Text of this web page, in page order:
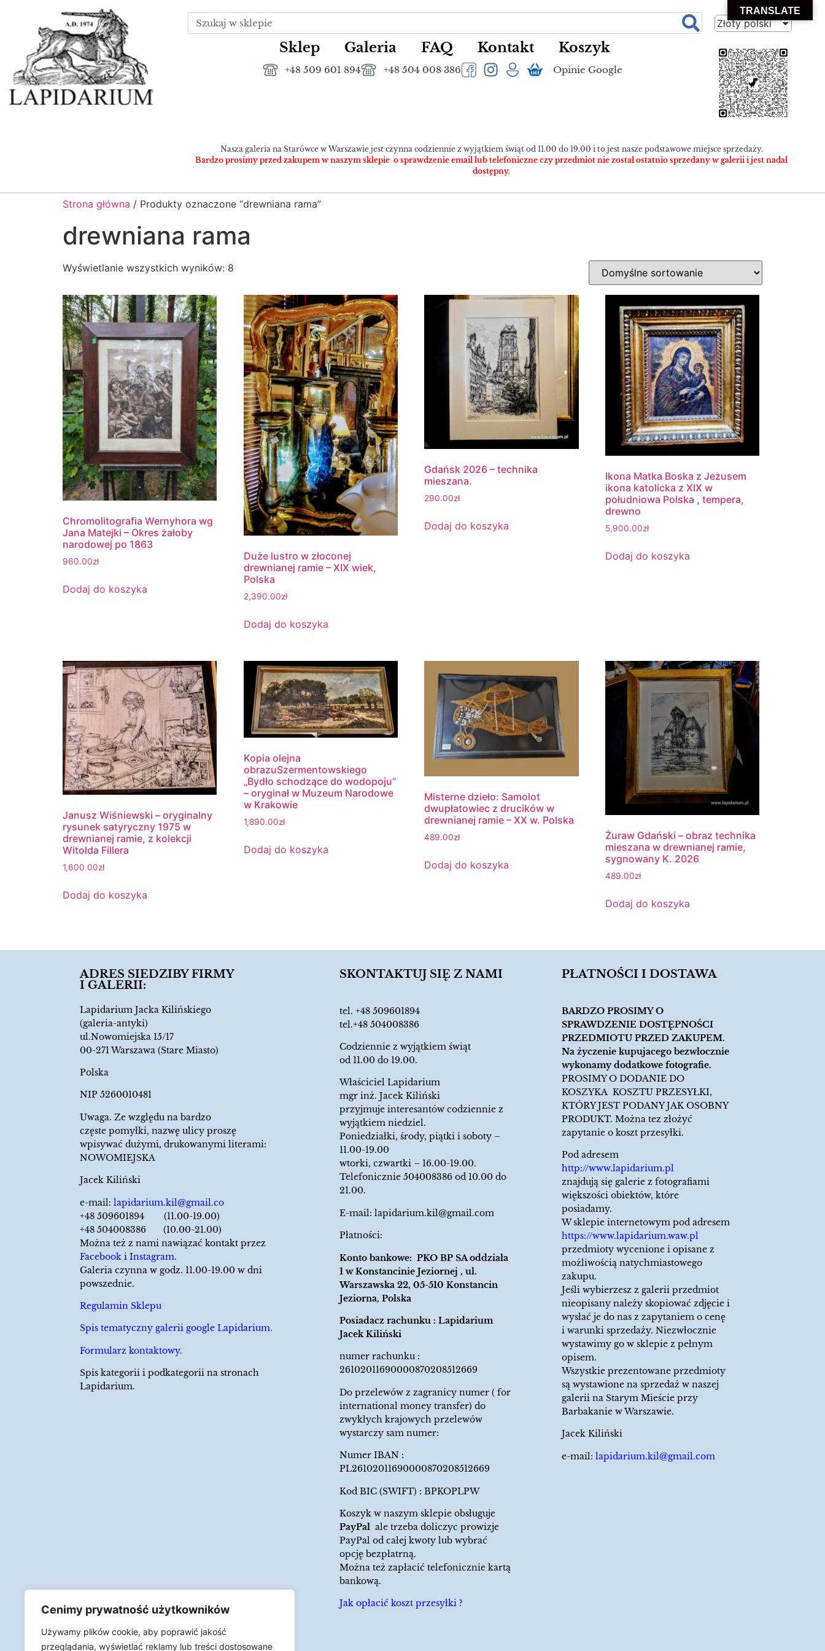
Cenimy prywatność użytkowników
Używamy plików cookie, aby poprawić jakość
przeglądania, wyświetlać reklamy lub treści dostosowane
Sklep Galeria FAQ Kontakt Koszyk
+48 509 601 894 +48 504 008 386 Opinie Google
Złoty polski
Nasza galeria na Starówce w Warszawie jest czynna codziennie z wyjątkiem świąt od 11.00 do 19.00 i to jest nasze podstawowe miejsce sprzedaży.
Bardzo prosimy przed zakupem w naszym sklepie o sprawdzenie email lub telefoniczne czy przedmiot nie został ostatnio sprzedany w galerii i jest nadal
dostępny.
Strona główna / Produkty oznaczone “drewniana rama”
drewniana rama
Wyświetlanie wszystkich wyników: 8
Chromolitografia Wernyhora wg
Jana Matejki – Okres żałoby
narodowej po 1863
960.00zł
Dodaj do koszyka
Duże lustro w złoconej
drewnianej ramie – XIX wiek,
Polska
2,390.00zł
Dodaj do koszyka
Gdańsk 2026 – technika
mieszana.
290.00zł
Dodaj do koszyka
Ikona Matka Boska z Jezusem
ikona katolicka z XIX w
południowa Polska , tempera,
drewno
5,900.00zł
Dodaj do koszyka
Janusz Wiśniewski – oryginalny
rysunek satyryczny 1975 w
drewnianej ramie, z kolekcji
Witolda Fillera
1,600.00zł
Dodaj do koszyka
Kopia olejna
obrazuSzermentowskiego
„Bydło schodzące do wodopoju”
– oryginał w Muzeum Narodowe
w Krakowie
1,890.00zł
Dodaj do koszyka
Misterne dzieło: Samolot
dwupłatowiec z drucików w
drewnianej ramie – XX w. Polska
489.00zł
Dodaj do koszyka
Żuraw Gdański – obraz technika
mieszana w drewnianej ramie,
sygnowany K. 2026
489.00zł
Dodaj do koszyka
ADRES SIEDZIBY FIRMY
I GALERII:
Lapidarium Jacka Kilińskiego
(galeria-antyki)
ul.Nowomiejska 15/17
00-271 Warszawa (Stare Miasto)
Polska
NIP 5260010481
Uwaga. Ze względu na bardzo
częste pomyłki, nazwę ulicy proszę
wpisywać dużymi, drukowanymi literami:
NOWOMIEJSKA
Jacek Kiliński
e-mail: lapidarium.kil@gmail.co
+48 509601894 (11.00-19.00)
+48 504008386 (10.00-21.00)
Można też z nami nawiązać kontakt przez
Facebook i Instagram.
Galeria czynna w godz. 11.00-19.00 w dni
powszednie.
Regulamin Sklepu
Spis tematyczny galerii google Lapidarium.
Formularz kontaktowy.
Spis kategorii i podkategorii na stronach
Lapidarium.
SKONTAKTUJ SIĘ Z NAMI
tel.+48 509601894
tel.+48 504008386
Codziennie z wyjątkiem świąt
od 11.00 do 19.00.
Właściciel Lapidarium
mgr inż. Jacek Kiliński
przyjmuje interesantów codziennie z
wyjątkiem niedziel.
Poniedziałki, środy, piątki i soboty –
11.00-19.00
wtorki, czwartki – 16.00-19.00.
Telefonicznie 504008386 od 10.00 do
21.00.
E-mail:lapidarium.kil@gmail.com
Płatności:
Konto bankowe: PKO BP SA oddziała
1 w Konstancinie Jeziornej , ul.
Warszawska 22, 05-510 Konstancin
Jeziorna, Polska
Posiadacz rachunku : Lapidarium
Jacek Kiliński
numer rachunku :
26102011690000870208512669
Do przelewów z zagranicy numer ( for
international money transfer) do
zwykłych krajowych przelewów
wystarczy sam numer:
Numer IBAN :
PL26102011690000870208512669
Kod BIC (SWIFT) : BPKOPLPW
Koszyk w naszym sklepie obsługuje
PayPal ale trzeba doliczyc prowizje
PayPal od całej kwoty lub wybrać
opcję bezpłatrną.
Można też zapłacić telefonicznie kartą
bankową.
Jak opłacić koszt przesyłki ?
PŁATNOŚCI I DOSTAWA
BARDZO PROSIMY O
SPRAWDZENIE DOSTĘPNOŚCI
PRZEDMIOTU PRZED ZAKUPEM.
Na życzenie kupujacego bezwłocznie
wykonamy dodatkowe fotografie.
PROSIMY O DODANIE DO
KOSZYKA KOSZTU PRZESYŁKI,
KTÓRY JEST PODANY JAK OSOBNY
PRODUKT. Można tez złożyć
zapytanie o koszt przesyłki.
Pod adresem
http://www.lapidarium.pl
znajdują się galerie z fotografiami
większości obiektów, które
posiadamy.
W sklepie internetowym pod adresem
https://www.lapidarium.waw.pl
przedmioty wycenione i opisane z
możliwością natychmiastowego
zakupu.
Jeśli wybierzesz z galerii przedmiot
nieopisany należy skopiować zdjęcie i
wysłać je do nas z zapytaniem o cenę
i warunki sprzedaży. Niezwłocznie
wystawimy go w sklepie z pełnym
opisem.
Wszystkie prezentowane przedmioty
są wystawione na sprzedaż w naszej
galerii na Starym Mieście przy
Barbakanie w Warszawie.
Jacek Kiliński
e-mail: lapidarium.kil@gmail.com
TRANSLATE